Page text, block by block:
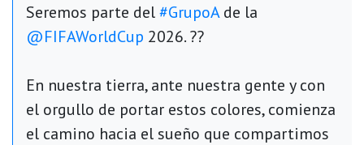
Seremos parte del#GrupoAde la
@FIFAWorldCup 2026. ??
En nuestra tierra, ante nuestra gente y con
el orgullo de portar estos colores, comienza
el camino hacia el sueño que compartimos